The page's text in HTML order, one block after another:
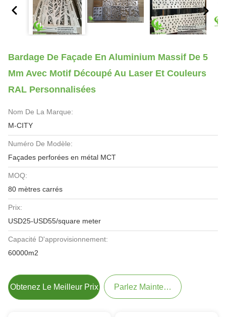
Bardage De Façade En Aluminium Massif De 5
Mm Avec Motif Découpé Au Laser Et Couleurs
RAL Personnalisées
Nom De La Marque:
M-CITY
Numéro De Modèle:
Façades perforées en métal MCT
MOQ:
80 mètres carrés
Prix:
USD25-USD55/square meter
Capacité D'approvisionnement:
60000m2
Obtenez Le Meilleur Prix Parlez Maintenant.